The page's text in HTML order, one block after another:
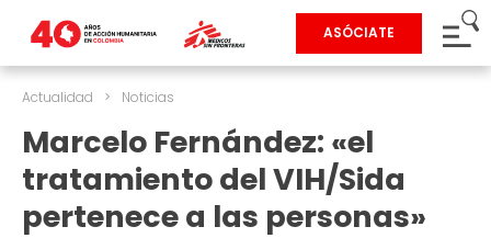
ASÓCIATE
Actualidad > Noticias
Marcelo Fernández: «el
tratamiento del VIH/Sida
pertenece a las personas»